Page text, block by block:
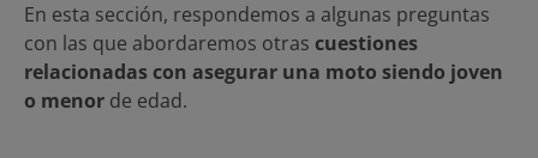
En esta sección, respondemos a algunas preguntas
con las que abordaremos otras cuestiones
relacionadas con asegurar una moto siendo joven
o menor de edad.